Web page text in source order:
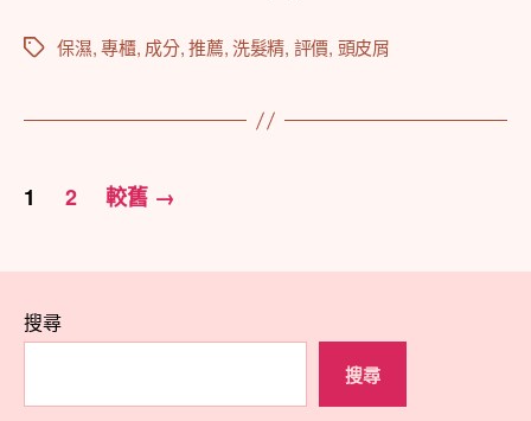
標
保濕,專櫃, 成分,推薦,洗髮精, 評價, 頭皮屑
文
分
頁
1 2 較舊 →
搜尋
搜尋